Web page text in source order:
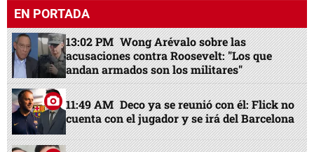
EN PORTADA
13:02 PM Wong Arévalo sobre las
acusaciones contra Roosevelt: "Los que
andan armados son los militares"
11:49 AM Deco ya se reunió con él: Flick no
cuenta con el jugador y se irá del Barcelona